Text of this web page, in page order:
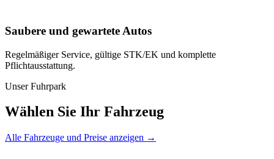
Saubere und gewartete Autos
Regelmäßiger Service, gültige STK/EK und komplette
Pflichtausstattung.
Unser Fuhrpark
Wählen Sie Ihr Fahrzeug
Alle Fahrzeuge und Preise anzeigen →